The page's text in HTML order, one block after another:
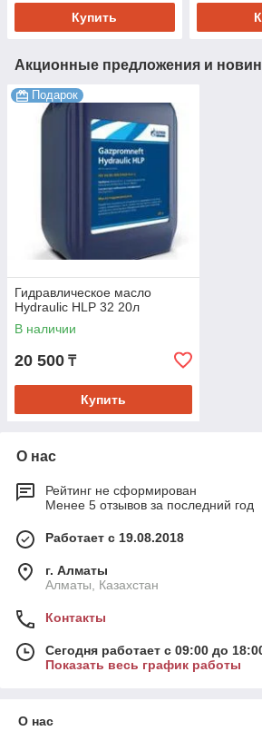
Купить
Акционные предложения и
Подарок
Гидравлическое масло
Hydraulic HLP 32 20л
В наличии
20 500 ₸
Купить
О нас
Рейтинг не сформирован
Менее 5 отзывов за последний год
Работает с 19.08.2018
г. Алматы
Алматы, Казахстан
Контакты
Сегодня работает с 09:00 до
Показать весь график работы
О нас